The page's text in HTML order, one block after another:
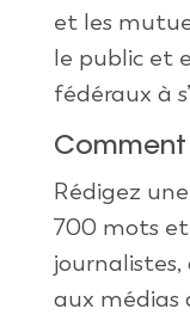
et les
le public et
fédéraux à
Comment
Rédigez
700 mots
aux médias